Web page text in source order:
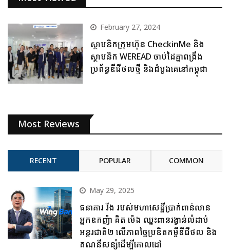
February 27, 2024
ស្ថាបនិកក្រុមហ៊ុន CheckinMe និង
ស្ថាបនិក WEREAD ចាប់ដៃគ្នាពង្រឹង
ប្រព័ន្ធឌីជីថលថ្មី និងដំបូងគេនៅកម្ពុជា
Most Reviews
RECENT POPULAR COMMON
May 29, 2025
ធនាគារ វីង របស់មហាសេដ្ឋីប្រាក់ពាន់លាន
អ្នកឧកញ៉ា គិត ម៉េង ឈ្នះពានរង្វាន់លំដាប់
អន្តរជាតិ២ លើភាពច្នៃប្រឌិតកម្ចីឌីជីថល និង
គណនីសន្សំដើម្បីគោលដៅ